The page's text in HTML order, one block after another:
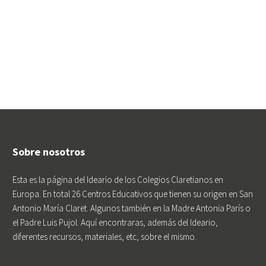
Sobre nosotros
Esta es la página del Ideario de los Colegios Claretianos en
Europa. En total 26 Centros Educativos que tienen su origen en San
Antonio María Claret. Algunos también en la Madre Antonia París o
el Padre Luis Pujol. Aquí encontraras, además del Ideario,
diferentes recursos, materiales, etc, sobre el mismo.